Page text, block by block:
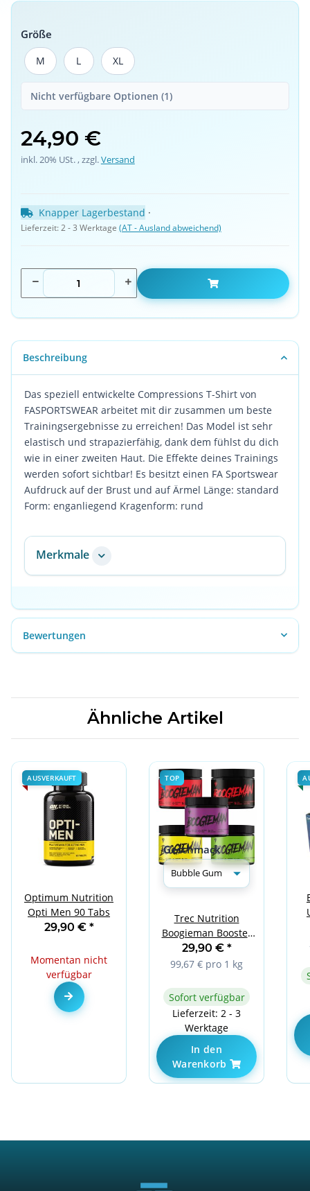
Größe
M
M LL XLXL
Nicht verfügbare Optionen (1)
24,90 €
inkl. 20% USt. , zzgl.Versand
Knapper Lagerbestand ·
Lieferzeit:2 - 3 Werktage (AT - Ausland abweichend)
Beschreibung
Das speziell entwickelte Compressions T-Shirt von
FASPORTSWEAR arbeitet mit dir zusammen um beste
Trainingsergebnisse zu erreichen! Das Model ist sehr
elastisch und strapazierfähig, dank dem fühlst du dich
wie in einer zweiten Haut. Die Effekte deines Trainings
werden sofort sichtbar! Es besitzt einen FA Sportswear
Aufdruck auf der Brust und auf Ärmel Länge: standard
Form: enganliegend Kragenform: rund
Merkmale
Bewertungen
Ähnliche Artikel
AUSVERKAUFT
Optimum Nutrition
Opti Men 90 Tabs
29,90 € *
Momentan nicht
verfügbar
Zum Artikel
TOP
Geschmack
Trec Nutrition
Boogieman Booster
300g Bubble Gum
29,90 € *
99,67 € pro 1 kg
Sofort verfügbar
Lieferzeit: 2 - 3
Werktage
In den
Warenkorb